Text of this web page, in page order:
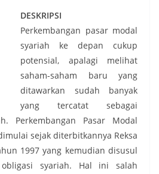
DESKRIPSI
Perkembangan pasar modal
syariah ke depan cukup
potensial, apalagi melihat
saham-saham baru yang
ditawarkan sudah banyak
yang tercatat sebagai
Perkembangan Pasar Modal
sejak diterbitkannya Reksa
1997 yang kemudian disusul
syariah. Hal ini salah